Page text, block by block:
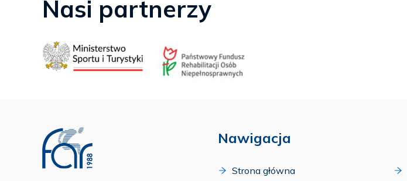
Nasi partnerzy
Nawigacja
Strona główna